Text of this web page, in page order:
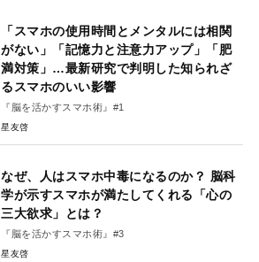
「スマホの使用時間とメンタルには相関
がない」「記憶力と注意力アップ」「肥
満対策」…最新研究で判明した知られざ
るスマホのいい影響
『脳を活かすスマホ術』#1
星友啓
なぜ、人はスマホ中毒になるのか？ 脳科
学が示すスマホが満たしてくれる「心の
三大欲求」とは？
『脳を活かすスマホ術』#3
星友啓